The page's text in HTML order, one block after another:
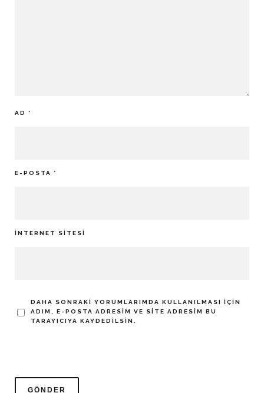
AD *
E-POSTA *
İNTERNET SITESI
DAHA SONRAKI YORUMLARIMDA KULLANILMASI IÇIN
ADIM, E-POSTA ADRESIM VE SITE ADRESIM BU
TARAYICIYA KAYDEDILSIN.